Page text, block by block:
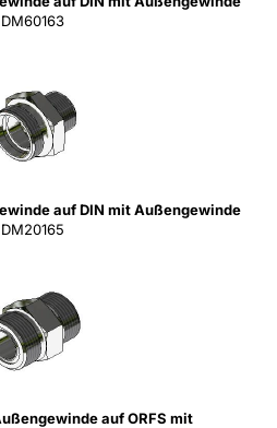
DM60163
auf DIN mit Außengewinde
DM20165
auf ORFS mit